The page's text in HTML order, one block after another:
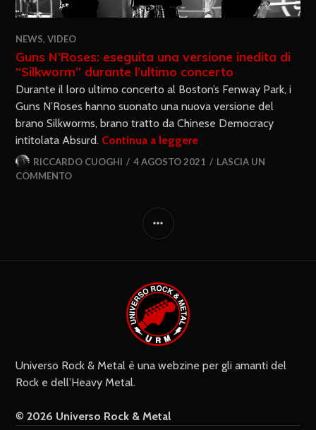
NEWS,VIDEO
Guns N’Roses: eseguita una versione inedita di
“Silkworm” durante l’ultimo concerto
Durante il loro ultimo concerto al Boston’s Fenway Park, i
Guns N’Roses hanno suonato una nuova versione del
brano Silkworms, brano tratto da Chinese Democracy
intitolata Absurd. Continua a leggere
RICCARDO CUOGHI 4 AGOSTO 2021
LASCIA UN
COMMENTO
Universo Rock & Metal è una webzine per gli amanti del
Rock e dell’Heavy Metal.
© 2026 Universo Rock & Metal